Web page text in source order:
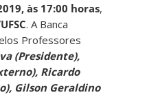
às 17:00 horas,
. A Banca
Professores
(Presidente),
Ricardo
Gilson Geraldino